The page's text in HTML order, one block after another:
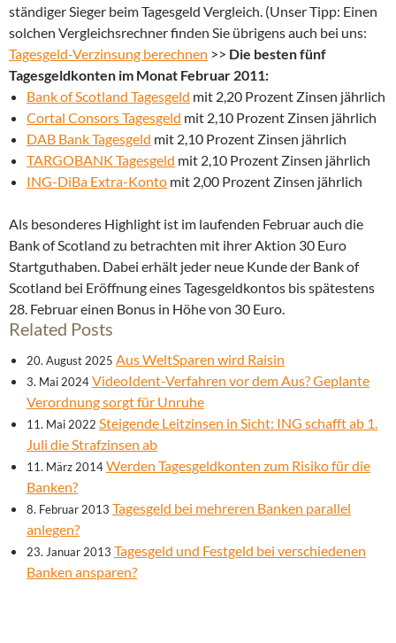
ständiger Sieger beim Tagesgeld Vergleich. (Unser Tipp: Einen
solchen Vergleichsrechner finden Sie übrigens auch bei uns:
Tagesgeld-Verzinsung berechnen >> Die besten fünf
Tagesgeldkonten im Monat Februar 2011:
Bank of Scotland Tagesgeld mit 2,20 Prozent Zinsen jährlich
Cortal Consors Tagesgeld mit 2,10 Prozent Zinsen jährlich
DAB Bank Tagesgeld mit 2,10 Prozent Zinsen jährlich
TARGOBANK Tagesgeld mit 2,10 Prozent Zinsen jährlich
ING-DiBa Extra-Konto mit 2,00 Prozent Zinsen jährlich
Als besonderes Highlight ist im laufenden Februar auch die
Bank of Scotland zu betrachten mit ihrer Aktion 30 Euro
Startguthaben. Dabei erhält jeder neue Kunde der Bank of
Scotland bei Eröffnung eines Tagesgeldkontos bis spätestens
28. Februar einen Bonus in Höhe von 30 Euro.
Related Posts
20. August 2025 Aus WeltSparen wird Raisin
3. Mai 2024VideoIdent-Verfahren vor dem Aus? Geplante
Verordnung sorgt für Unruhe
11. Mai 2022 Steigende Leitzinsen in Sicht: ING schafft ab 1.
Juli die Strafzinsen ab
11. März 2014Werden Tagesgeldkonten zum Risiko für die
Banken?
8. Februar 2013 Tagesgeld bei mehreren Banken parallel
anlegen?
23. Januar 2013 Tagesgeld und Festgeld bei verschiedenen
Banken ansparen?